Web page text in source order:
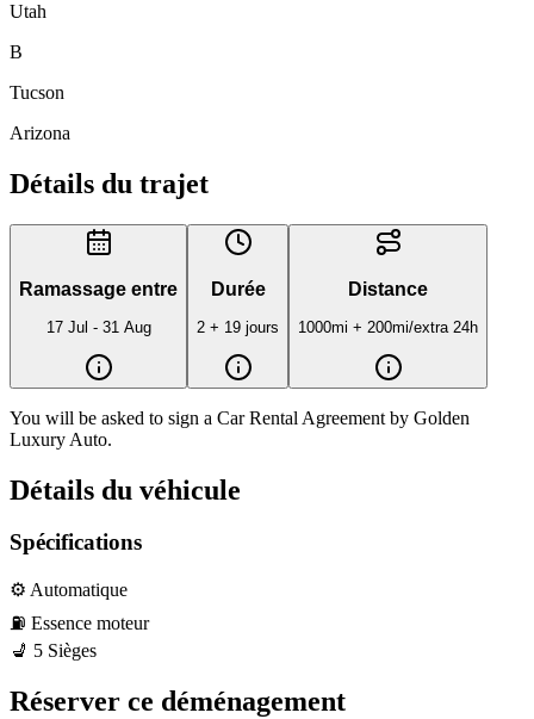
Utah
B
Tucson
Arizona
Détails du trajet
Ramassage entre
17 Jul - 31 Aug
Durée
2 + 19 jours
Distance
1000mi + 200mi/extra 24h
You will be asked to sign a Car Rental Agreement by Golden
Luxury Auto.
Détails du véhicule
Spécifications
⚙️ Automatique
⛽️ Essence moteur
💺 5 Sièges
Réserver ce déménagement